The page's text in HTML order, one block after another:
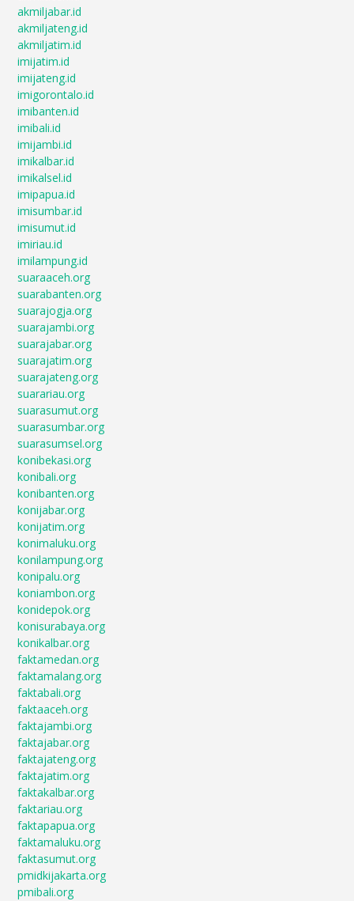
akmiljabar.id
akmiljateng.id
akmiljatim.id
imijatim.id
imijateng.id
imigorontalo.id
imibanten.id
imibali.id
imijambi.id
imikalbar.id
imikalsel.id
imipapua.id
imisumbar.id
imisumut.id
imiriau.id
imilampung.id
suaraaceh.org
suarabanten.org
suarajogja.org
suarajambi.org
suarajabar.org
suarajatim.org
suarajateng.org
suarariau.org
suarasumut.org
suarasumbar.org
suarasumsel.org
konibekasi.org
konibali.org
konibanten.org
konijabar.org
konijatim.org
konimaluku.org
konilampung.org
konipalu.org
koniambon.org
konidepok.org
konisurabaya.org
konikalbar.org
faktamedan.org
faktamalang.org
faktabali.org
faktaaceh.org
faktajambi.org
faktajabar.org
faktajateng.org
faktajatim.org
faktakalbar.org
faktariau.org
faktapapua.org
faktamaluku.org
faktasumut.org
pmidkijakarta.org
pmibali.org